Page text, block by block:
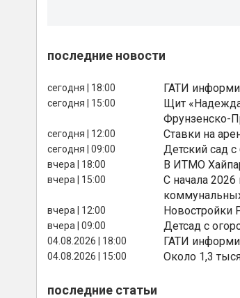
последние новости
сегодня | 18:00 ГАТИ
сегодня | 15:00
Щит
Фрунзенско-
сегодня | 12:00 Ставки на
сегодня | 09:00 Детский сад
вчера | 18:00 В ИТМО
вчера | 15:00
С начала
вчера | 12:00 Новостройки
вчера | 09:00 Детсад с
04.08.2026 | 18:00 ГАТИ
04.08.2026 | 15:00 Около 1,3
последние статьи